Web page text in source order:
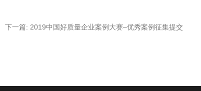
下一篇: 2019中国好质量企业案例大赛–优秀案例征集提交